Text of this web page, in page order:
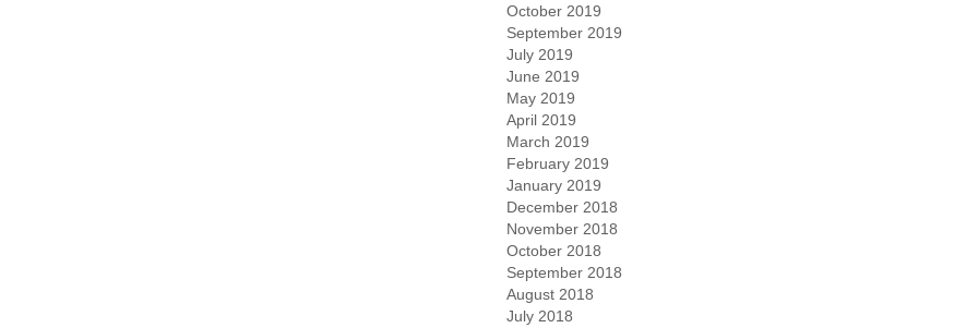
October 2019
September 2019
July 2019
June 2019
May 2019
April 2019
March 2019
February 2019
January 2019
December 2018
November 2018
October 2018
September 2018
August 2018
July 2018